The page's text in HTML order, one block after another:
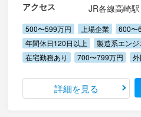
アクセス
JR各線高崎
500〜599万円 上場企業 600〜
年間休日120日以上
製造系エン
在宅勤務あり
700〜799万円
詳細を見る